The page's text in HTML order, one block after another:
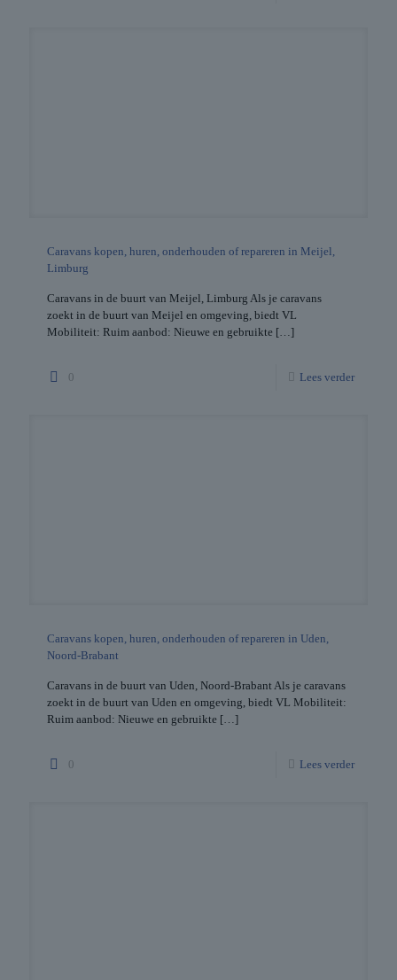
Caravans kopen, huren, onderhouden of repareren in Meijel,
Limburg
Caravans in de buurt van Meijel, Limburg Als je caravans
zoekt in de buurt van Meijel en omgeving, biedt VL
Mobiliteit: Ruim aanbod: Nieuwe en gebruikte […]
0 Lees verder
Caravans kopen, huren, onderhouden of repareren in Uden,
Noord-Brabant
Caravans in de buurt van Uden, Noord-Brabant Als je caravans
zoekt in de buurt van Uden en omgeving, biedt VL Mobiliteit:
Ruim aanbod: Nieuwe en gebruikte […]
0 Lees verder